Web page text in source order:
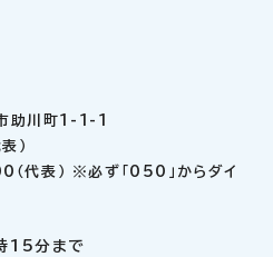
助川町1-1-1
）
表） ※必ず「050」からダイ
15分まで